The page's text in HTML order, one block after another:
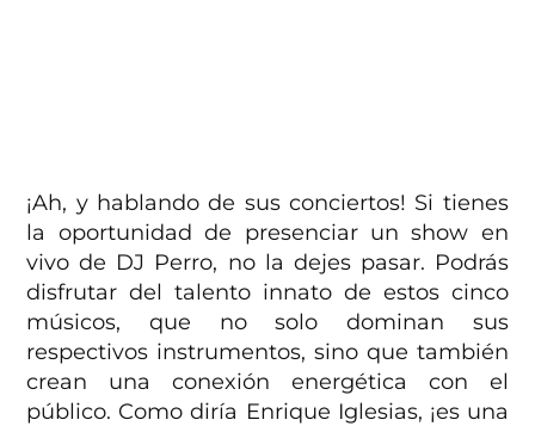
¡Ah, y hablando de sus conciertos! Si tienes
la oportunidad de presenciar un show en
vivo de DJ Perro, no la dejes pasar. Podrás
disfrutar del talento innato de estos cinco
músicos, que no solo dominan sus
respectivos instrumentos, sino que también
crean una conexión energética con el
público. Como diría Enrique Iglesias, ¡es una